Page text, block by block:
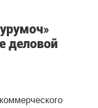
деловой